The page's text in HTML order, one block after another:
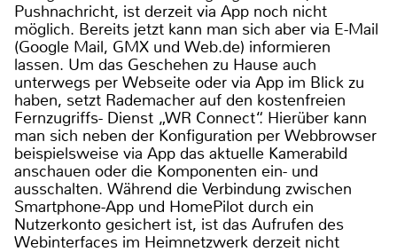
Pushnachricht, ist derzeit via App noch nicht
möglich. Bereits jetzt kann man sich aber via E-Mail
(Google Mail, GMX und Web.de) informieren
lassen. Um das Geschehen zu Hause auch
unterwegs per Webseite oder via App im Blick zu
haben, setzt Rademacher auf den kostenfreien
Fernzugriffs- Dienst „WR Connect“. Hierüber kann
man sich neben der Konfiguration per Webbrowser
beispielsweise via App das aktuelle Kamerabild
anschauen oder die Komponenten ein- und
ausschalten. Während die Verbindung zwischen
Smartphone-App und HomePilot durch ein
Nutzerkonto gesichert ist, ist das Aufrufen des
Webinterfaces im Heimnetzwerk derzeit nicht